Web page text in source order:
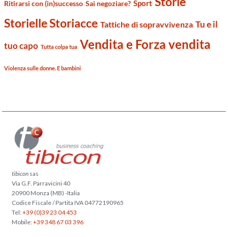
Ritirarsi con (in)successo Sai negoziare? Sport
Storielle Storiacce Tattiche di sopravvivenza Tu e il
tuo capo Tutta colpa tua Vendita e Forza vendita
Violenza sulle donne. E bambini
tibicon sas
Via G.F. Parravicini 40
20900 Monza (MB) -Italia
Codice Fiscale / Partita IVA 04772190965
Tel:+39 (0)39 23 04 453
Mobile:+39 348 67 03 396